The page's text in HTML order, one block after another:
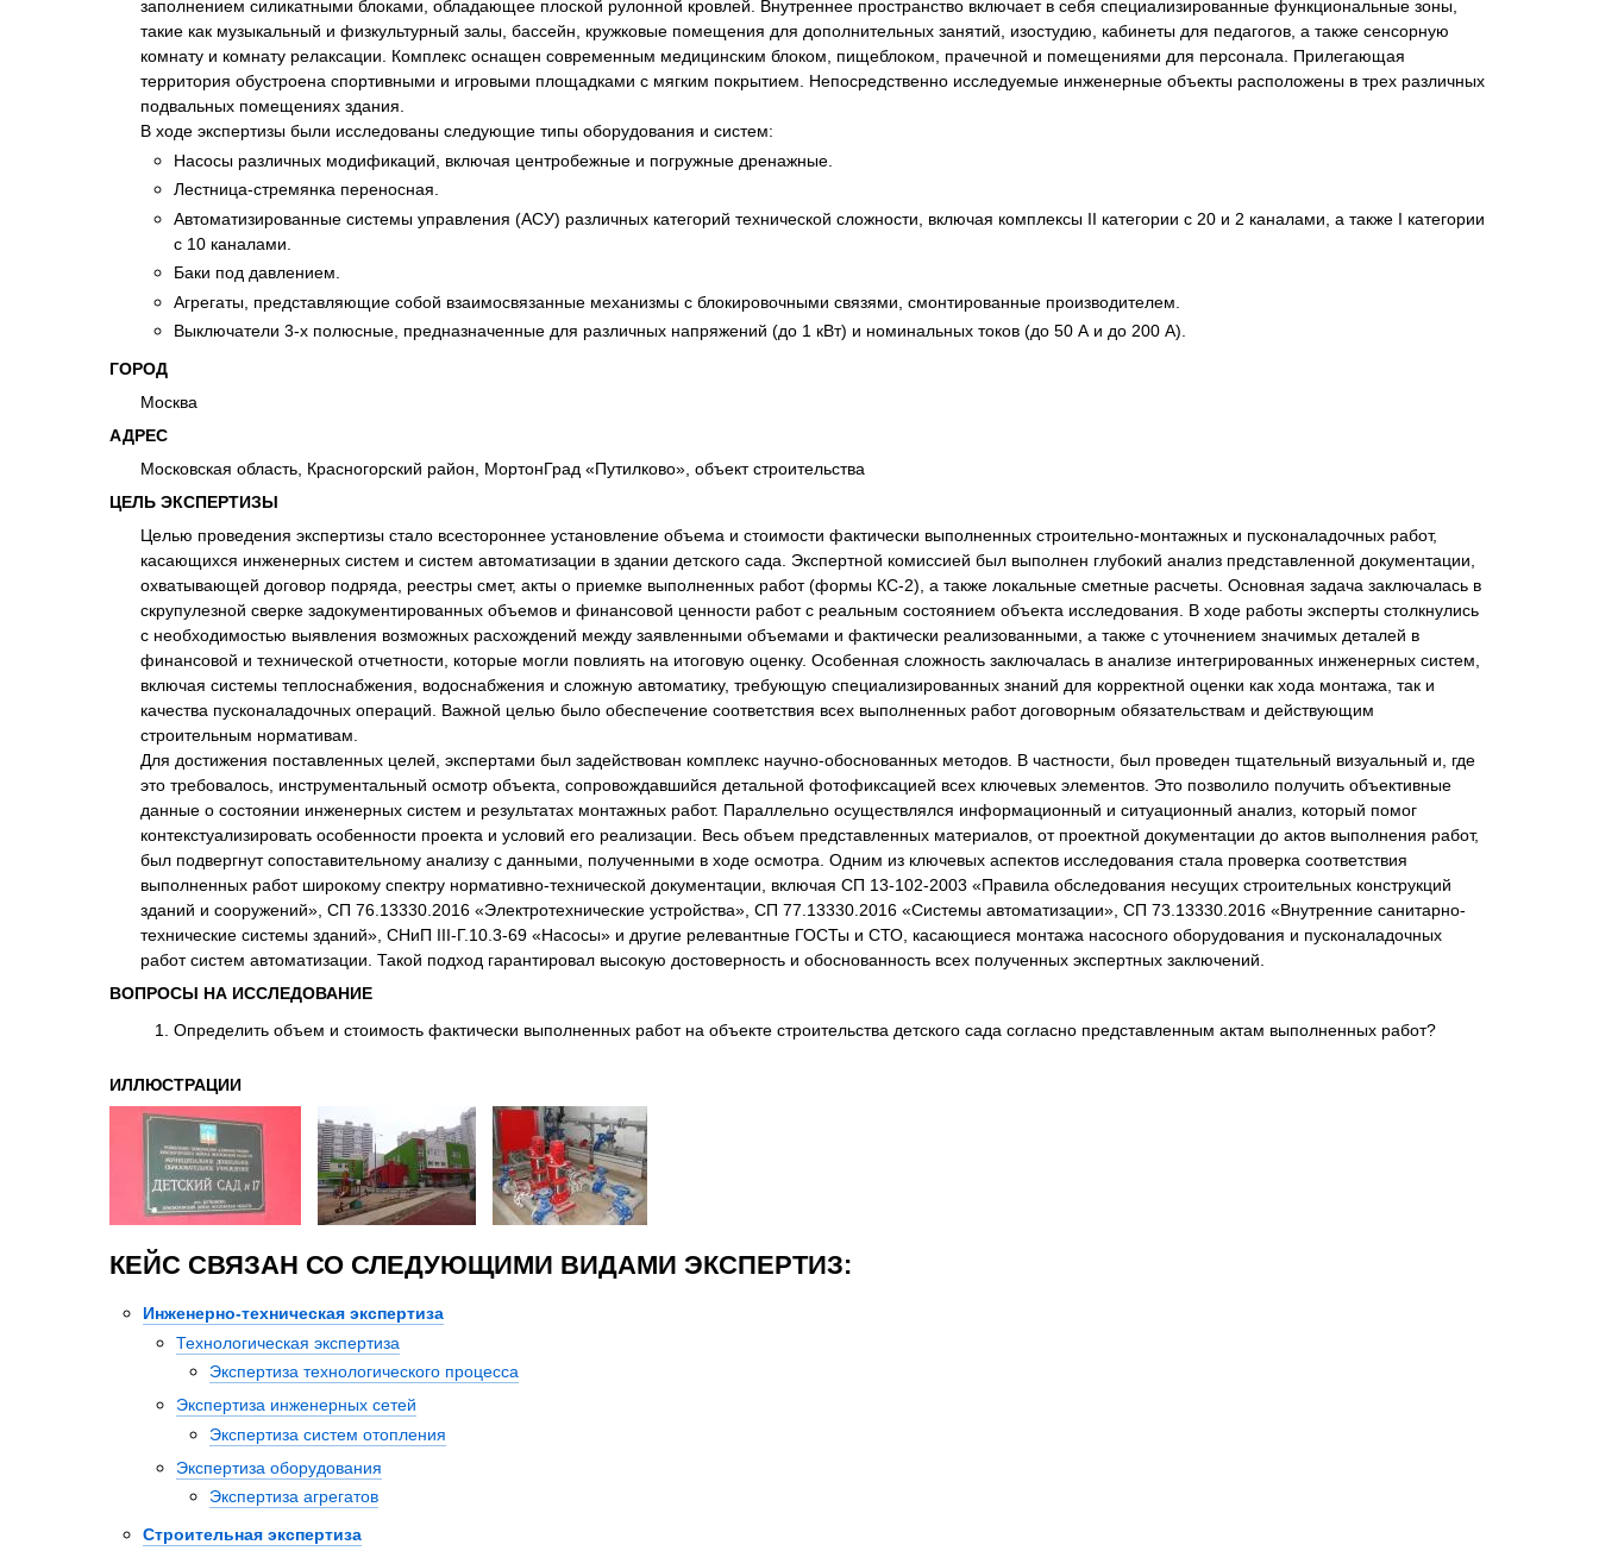
Психиатрическая экспертиза
Психологическая экспертиза
Рецензия на экспертное заключение
Строительная экспертиза
Фоноскопическая экспертиза
Химическая экспертиза
заполнением силикатными блоками, обладающее плоской рулонной кровлей. Внутреннее пространство включает в себя специализированные функциональные зоны,
такие как музыкальный и физкультурный залы, бассейн, кружковые помещения для дополнительных занятий, изостудию, кабинеты для педагогов, а также сенсорную
комнату и комнату релаксации. Комплекс оснащен современным медицинским блоком, пищеблоком, прачечной и помещениями для персонала. Прилегающая
территория обустроена спортивными и игровыми площадками с мягким покрытием. Непосредственно исследуемые инженерные объекты расположены в трех различных
подвальных помещениях здания.
В ходе экспертизы были исследованы следующие типы оборудования и систем:
Насосы различных модификаций, включая центробежные и погружные дренажные.
Лестница-стремянка переносная.
Автоматизированные системы управления (АСУ) различных категорий технической сложности, включая комплексы II категории с 20 и 2 каналами, а также I категории
с 10 каналами.
Баки под давлением.
Агрегаты, представляющие собой взаимосвязанные механизмы с блокировочными связями, смонтированные производителем.
Выключатели 3-х полюсные, предназначенные для различных напряжений (до 1 кВт) и номинальных токов (до 50 А и до 200 А).
ГОРОД
Москва
АДРЕС
Московская область, Красногорский район, МортонГрад «Путилково», объект строительства
ЦЕЛЬ ЭКСПЕРТИЗЫ
Целью проведения экспертизы стало всестороннее установление объема и стоимости фактически выполненных строительно-монтажных и пусконаладочных работ,
касающихся инженерных систем и систем автоматизации в здании детского сада. Экспертной комиссией был выполнен глубокий анализ представленной документации,
охватывающей договор подряда, реестры смет, акты о приемке выполненных работ (формы КС-2), а также локальные сметные расчеты. Основная задача заключалась в
скрупулезной сверке задокументированных объемов и финансовой ценности работ с реальным состоянием объекта исследования. В ходе работы эксперты столкнулись
с необходимостью выявления возможных расхождений между заявленными объемами и фактически реализованными, а также с уточнением значимых деталей в
финансовой и технической отчетности, которые могли повлиять на итоговую оценку. Особенная сложность заключалась в анализе интегрированных инженерных систем,
включая системы теплоснабжения, водоснабжения и сложную автоматику, требующую специализированных знаний для корректной оценки как хода монтажа, так и
качества пусконаладочных операций. Важной целью было обеспечение соответствия всех выполненных работ договорным обязательствам и действующим
строительным нормативам.
Для достижения поставленных целей, экспертами был задействован комплекс научно-обоснованных методов. В частности, был проведен тщательный визуальный и, где
это требовалось, инструментальный осмотр объекта, сопровождавшийся детальной фотофиксацией всех ключевых элементов. Это позволило получить объективные
данные о состоянии инженерных систем и результатах монтажных работ. Параллельно осуществлялся информационный и ситуационный анализ, который помог
контекстуализировать особенности проекта и условий его реализации. Весь объем представленных материалов, от проектной документации до актов выполнения работ,
был подвергнут сопоставительному анализу с данными, полученными в ходе осмотра. Одним из ключевых аспектов исследования стала проверка соответствия
выполненных работ широкому спектру нормативно-технической документации, включая СП 13-102-2003 «Правила обследования несущих строительных конструкций
зданий и сооружений», СП 76.13330.2016 «Электротехнические устройства», СП 77.13330.2016 «Системы автоматизации», СП 73.13330.2016 «Внутренние санитарно-
технические системы зданий», СНиП III-Г.10.3-69 «Насосы» и другие релевантные ГОСТы и СТО, касающиеся монтажа насосного оборудования и пусконаладочных
работ систем автоматизации. Такой подход гарантировал высокую достоверность и обоснованность всех полученных экспертных заключений.
ВОПРОСЫ НА ИССЛЕДОВАНИЕ
Определить объем и стоимость фактически выполненных работ на объекте строительства детского сада согласно представленным актам выполненных работ?
ИЛЛЮСТРАЦИИ
КЕЙС СВЯЗАН СО СЛЕДУЮЩИМИ ВИДАМИ ЭКСПЕРТИЗ:
Инженерно-техническая экспертиза
Технологическая экспертиза
Экспертиза технологического процесса
Экспертиза инженерных сетей
Экспертиза систем отопления
Экспертиза оборудования
Экспертиза агрегатов
Строительная экспертиза